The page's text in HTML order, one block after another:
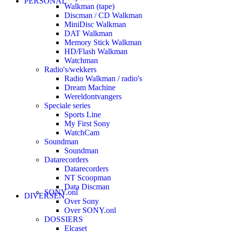
Walkman (tape)
Discman / CD Walkman
MiniDisc Walkman
DAT Walkman
Memory Stick Walkman
HD/Flash Walkman
Watchman
Radio's/wekkers
Radio Walkman / radio's
Dream Machine
Wereldontvangers
Speciale series
Sports Line
My First Sony
WatchCam
Soundman
Soundman
Datarecorders
Datarecorders
NT Scoopman
Data Discman
DIVERSEN
SONY.onl
Over Sony
Over SONY.onl
DOSSIERS
Elcaset